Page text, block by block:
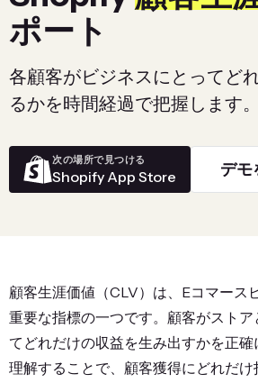
ポート
各顧客がビジネスにとってど
るかを時間経過で把握します。
次の場所で見つける
Shopify App Store デモ
顧客生涯価値（CLV）は、Eコマース
重要な指標の一つです。顧客がスト
てどれだけの収益を生み出すかを正
理解することで、顧客獲得にどれだ